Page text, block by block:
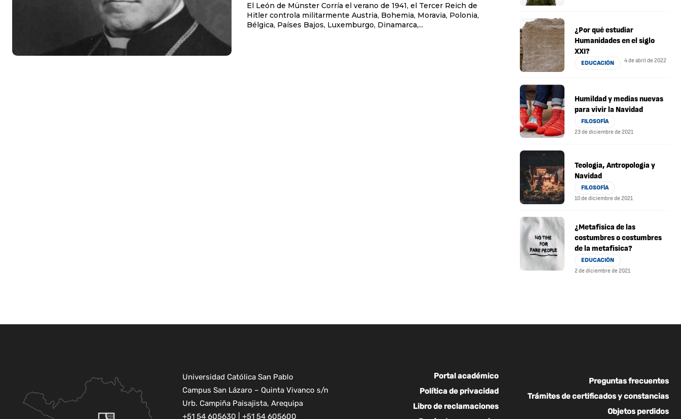
El León de Münster Corría el verano de 1941, el Tercer Reich de
Hitler controla militarmente Austria, Bohemia, Moravia, Polonia,
Bélgica, Países Bajos, Luxemburgo, Dinamarca,...
¿Por qué estudiar
Humanidades en el siglo
XXI?
EDUCACIÓN 4 de abril de 2022
Humildad y medias nuevas
para vivir la Navidad
FILOSOFÍA
23 de diciembre de 2021
Teología, Antropología y
Navidad
FILOSOFÍA
10 de diciembre de 2021
¿Metafísica de las
costumbres o costumbres
de la metafísica?
EDUCACIÓN
2 de diciembre de 2021
Universidad Católica San Pablo
Campus San Lázaro – Quinta Vivanco s/n
Urb. Campiña Paisajista, Arequipa
+51 54 605630 | +51 54 605600
Portal académico
Política de privacidad
Libro de reclamaciones
Preguntas frecuentes
Trámites de certificados y constancias
Objetos perdidos